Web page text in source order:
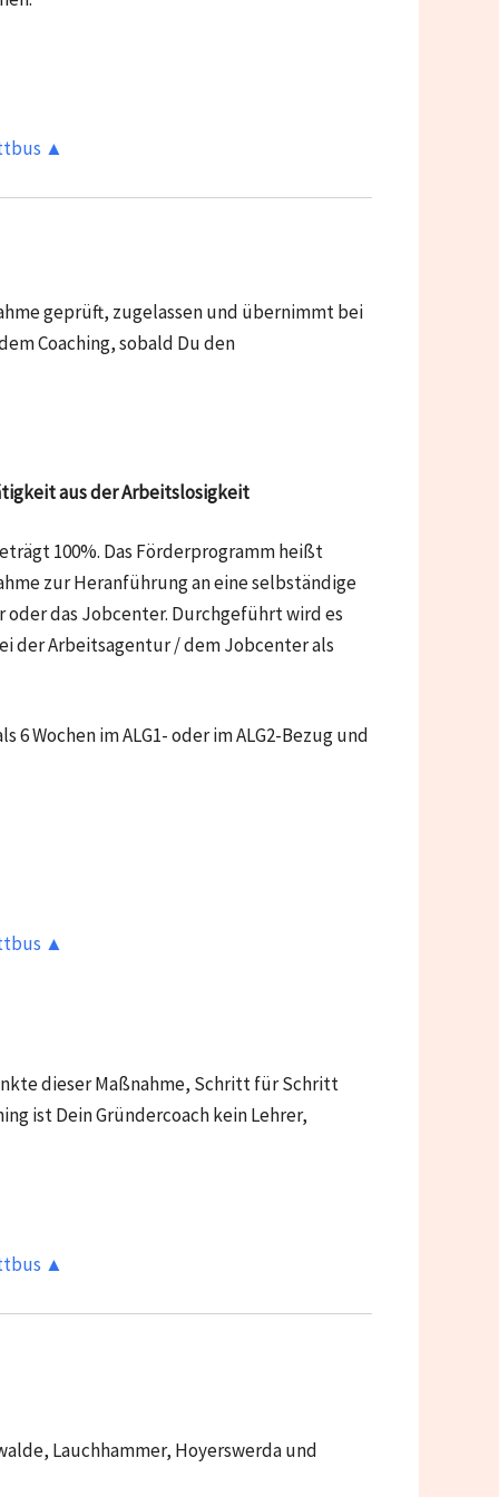
▲
geprüft, zugelassen und übernimmt bei
Coaching, sobald Du den
aus der Arbeitslosigkeit
100%. Das Förderprogramm heißt
zur Heranführung an eine selbständige
oder das Jobcenter. Durchgeführt wird es
der Arbeitsagentur / dem Jobcenter als
6 Wochen im ALG1- oder im ALG2-Bezug und
▲
dieser Maßnahme, Schritt für Schritt
ist Dein Gründercoach kein Lehrer,
▲
Lauchhammer, Hoyerswerda und